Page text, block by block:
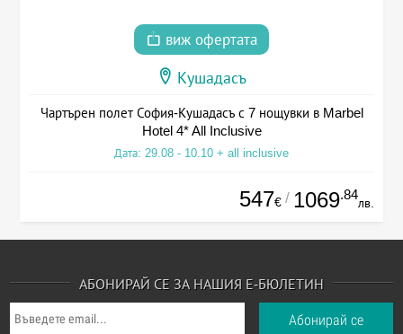
виж офертата
Кушадасъ
Чартърен полет София-Кушадасъ с 7 нощувки в Marbel
Hotel 4* All Inclusive
Дата: 29.08 - 10.10 + all inclusive
547€ / 1069.84
лв.
АБОНИРАЙ СЕ ЗА НАШИЯ Е-БЮЛЕТИН